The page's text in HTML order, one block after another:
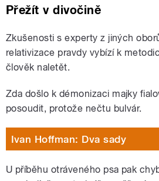
Přežít v divočině
Zkušenosti s experty z jiných
relativizace pravdy vybízí k
člověk naletět.
Zda došlo k démonizaci majky
posoudit, protože nečtu bulvár.
Ivan Hoffman: Dva sady
U příběhu otráveného psa pak